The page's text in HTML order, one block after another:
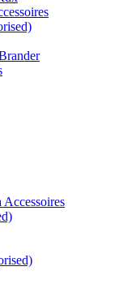
Accessoires